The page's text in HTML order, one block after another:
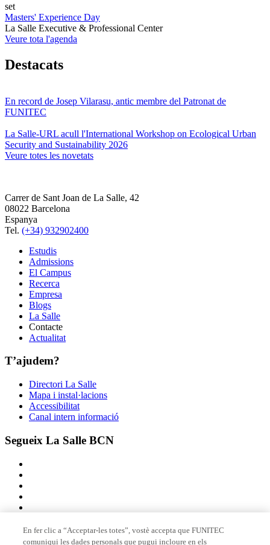
set
Masters' Experience Day
La Salle Executive & Professional Center
Veure tota l'agenda
Destacats
En record de Josep Vilarasu, antic membre del Patronat de
FUNITEC
La Salle-URL acull l'International Workshop on Ecological Urban
Security and Sustainability 2026
Veure totes les novetats
Carrer de Sant Joan de La Salle, 42
08022 Barcelona
Espanya
Tel. (+34) 932902400
Estudis
Admissions
El Campus
Recerca
Empresa
Blogs
La Salle
Contacte
Actualitat
T’ajudem?
Directori La Salle
Mapa i instal·lacions
Accessibilitat
Canal intern informació
Segueix La Salle BCN
En fer clic a “Acceptar-les totes”, vostè accepta que FUNITEC
comuniqui les dades personals que pugui incloure en els